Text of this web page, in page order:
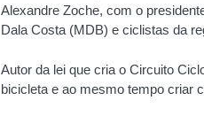
Alexandre Zoche, com o
Dala Costa (MDB) e ciclistas da
Autor da lei que cria o Circuito
bicicleta e ao mesmo tempo criar